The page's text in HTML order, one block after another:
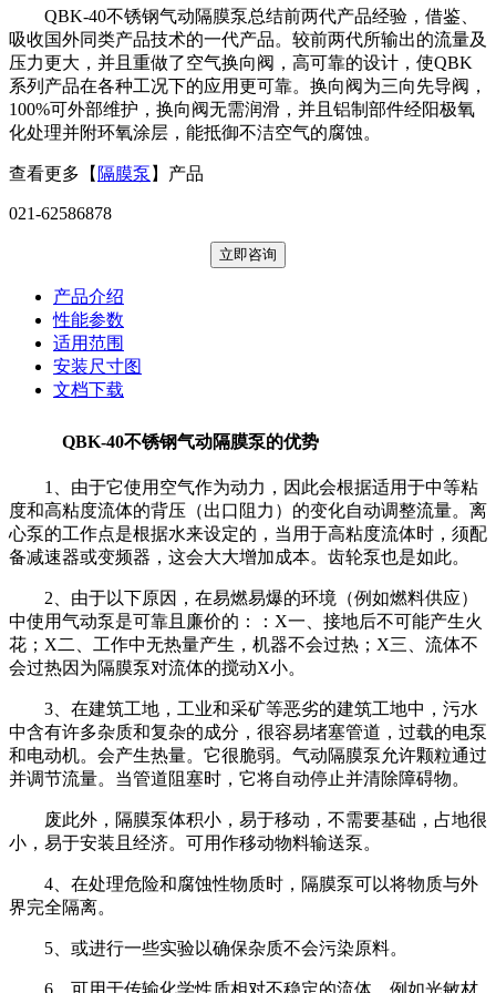
QBK-40不锈钢气动隔膜泵总结前两代产品经验，借鉴、
吸收国外同类产品技术的一代产品。较前两代所输出的流量及
压力更大，并且重做了空气换向阀，高可靠的设计，使QBK
系列产品在各种工况下的应用更可靠。换向阀为三向先导阀，
100%可外部维护，换向阀无需润滑，并且铝制部件经阳极氧
化处理并附环氧涂层，能抵御不洁空气的腐蚀。
查看更多【 隔膜泵 】产品
021-62586878
立即咨询
产品介绍
性能参数
适用范围
安装尺寸图
文档下载
QBK-40不锈钢气动隔膜泵的优势
1、由于它使用空气作为动力，因此会根据适用于中等粘
度和高粘度流体的背压（出口阻力）的变化自动调整流量。离
心泵的工作点是根据水来设定的，当用于高粘度流体时，须配
备减速器或变频器，这会大大增加成本。齿轮泵也是如此。
2、由于以下原因，在易燃易爆的环境（例如燃料供应）
中使用气动泵是可靠且廉价的：：X一、接地后不可能产生火
花；X二、工作中无热量产生，机器不会过热；X三、流体不
会过热因为隔膜泵对流体的搅动X小。
3、在建筑工地，工业和采矿等恶劣的建筑工地中，污水
中含有许多杂质和复杂的成分，很容易堵塞管道，过载的电泵
和电动机。会产生热量。它很脆弱。气动隔膜泵允许颗粒通过
并调节流量。当管道阻塞时，它将自动停止并清除障碍物。
废此外，隔膜泵体积小，易于移动，不需要基础，占地很
小，易于安装且经济。可用作移动物料输送泵。
4、在处理危险和腐蚀性物质时，隔膜泵可以将物质与外
界完全隔离。
5、或进行一些实验以确保杂质不会污染原料。